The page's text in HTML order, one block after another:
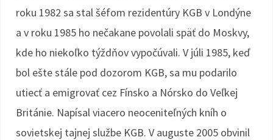
roku 1982 sa stal šéfom rezidentúry KGB v Londýne
a v roku 1985 ho nečakane povolali späť do Moskvy,
kde ho niekoľko týždňov vypočúvali. V júli 1985, keď
bol ešte stále pod dozorom KGB, sa mu podarilo
utiecť a emigrovať cez Fínsko a Nórsko do Veľkej
Británie. Napísal viacero neoceniteľných kníh o
sovietskej tajnej službe KGB. V auguste 2005 obvinil